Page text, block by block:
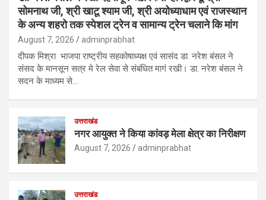
सोमनाथ जी, श्री खाटू श्याम जी, श्री अयोध्याधाम एवं राजस्थान
के अन्य शहरो तक स्पेशल ट्रेन व सामान्य ट्रेन चलाने कि मांग
August 7, 2026 adminprabhat
दीपक मिश्रा भाजपा राष्ट्रीय सहकोषाध्यक्ष एवं सासंद डा. नरेश बंसल ने
संसद के मानसून सत्र मे रेल सेवा से संबंधित मागं रखी। डा. नरेश बंसल ने
सदन के माध्यम से…
उत्तराखंड
नगर आयुक्त ने किया कांवड़ मेला क्षेत्र का निरीक्षण
August 7, 2026 adminprabhat
उत्तराखंड